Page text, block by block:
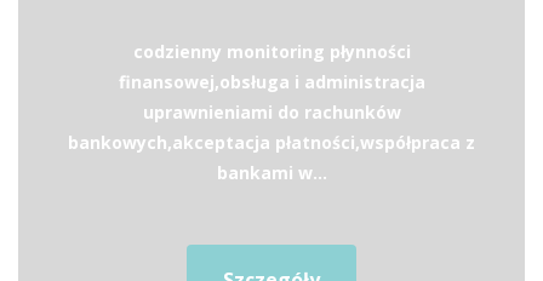
codzienny monitoring płynności
finansowej,obsługa i administracja
uprawnieniami do rachunków
bankowych,akceptacja płatności,współpraca z
bankami w...